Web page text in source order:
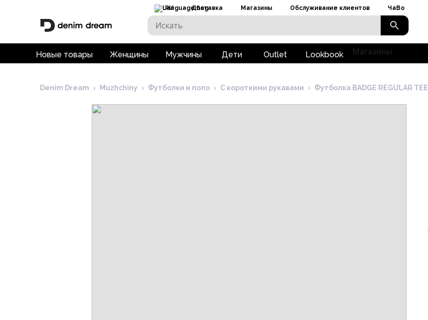
RU Доставка Магазины Обслуживание клиентов ЧаВо
Новые товары Женщины Мужчины Дети Outlet Lookbook Магазины
Denim Dream › Muzhchiny › Футболки и поло › С короткими рукавами › Футболка BADGE REGULAR TEE